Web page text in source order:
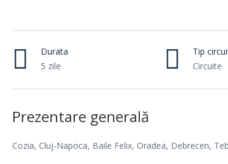
Durata
5 zile
Tip
Circuite
Prezentare generală
Cozia, Cluj-Napoca, Baile Felix, Oradea, Debrecen,